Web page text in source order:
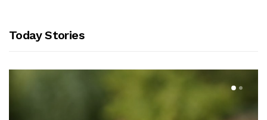
Today Stories